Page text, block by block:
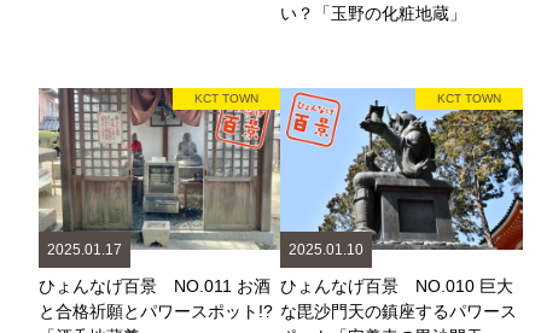
い？「玉野の化粧地蔵」
KCT TOWN
2025.01.17
ひょんなげ百景 NO.011 お酒
と合格祈願とパワースポット!?
KCT TOWN
2025.01.10
ひょんなげ百景 NO.010 巨大
な毘沙門天の鎮座するパワース